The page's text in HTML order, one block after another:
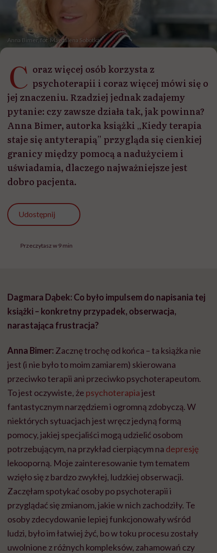
Anna Bimer, fot. Magdalena Sobotka
C oraz więcej osób korzysta z
psychoterapii i coraz więcej mówi się o
jej znaczeniu. Rzadziej jednak zadajemy
pytanie: czy zawsze działa tak, jak powinna?
Anna Bimer, autorka książki „Kiedy terapia
staje się antyterapią” przygląda się cienkiej
granicy między pomocą a nadużyciem i
uświadamia, dlaczego najważniejsze jest
dobro pacjenta.
Udostępnij
Przeczytasz w 9 min
Dagmara Dąbek: Co było impulsem do napisania tej
książki – konkretny przypadek, obserwacja,
narastająca frustracja?
Anna Bimer: Zacznę trochę od końca – ta książka nie
jest (i nie było to moim zamiarem) skierowana
przeciwko terapii ani przeciwko psychoterapeutom.
To jest oczywiste, że psychoterapiajest
fantastycznym narzędziem i ogromną zdobyczą. W
niektórych sytuacjach jest wręcz jedyną formą
pomocy, jakiej specjaliści mogą udzielić osobom
potrzebującym, na przykład cierpiącym na depresję
lekooporną. Moje zainteresowanie tym tematem
wzięło się z bardzo zwykłej, ludzkiej obserwacji.
Zaczęłam spotykać osoby po psychoterapii i
przyglądać się zmianom, jakie w nich zachodziły. Te
osoby zdecydowanie lepiej funkcjonowały wśród
ludzi, było im łatwiej żyć, bo w toku procesu zostały
uwolnione z różnych kompleksów, zahamowań czy